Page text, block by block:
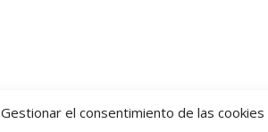
Gestionar el consentimiento de las cookies